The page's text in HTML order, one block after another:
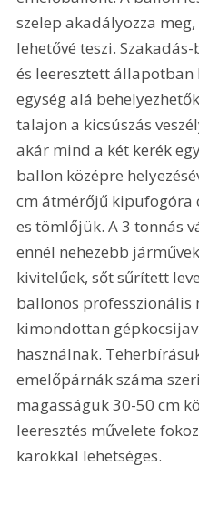
szelep akadályozza
lehetővé teszi.
és leeresztett
egység alá
talajon a kicsúszás
akár mind a két kerék
ballon középre
cm átmérőjű kipufogóra
es tömlőjük. A 3 tonnás
ennél nehezebb
kivitelűek, sőt sűrített
ballonos professzionális
kimondottan
használnak.
emelőpárnák száma
magasságuk 30-50 cm
leeresztés művelete
karokkal lehetséges.